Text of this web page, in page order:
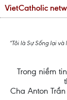
VietCatholic
“Tôi là Sự Sống lại
Trong niềm
Cha Anton